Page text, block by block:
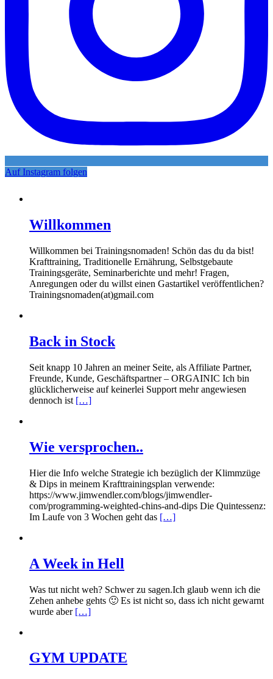
Auf Instagram folgen
Willkommen
Willkommen bei Trainingsnomaden! Schön das du da bist!
Krafttraining, Traditionelle Ernährung, Selbstgebaute
Trainingsgeräte, Seminarberichte und mehr! Fragen,
Anregungen oder du willst einen Gastartikel veröffentlichen?
Trainingsnomaden(at)gmail.com
Back in Stock
Seit knapp 10 Jahren an meiner Seite, als Affiliate Partner,
Freunde, Kunde, Geschäftspartner – ORGAINIC Ich bin
glücklicherweise auf keinerlei Support mehr angewiesen
dennoch ist […]
Wie versprochen..
Hier die Info welche Strategie ich bezüglich der Klimmzüge
& Dips in meinem Krafttrainingsplan verwende:
https://www.jimwendler.com/blogs/jimwendler-
com/programming-weighted-chins-and-dips Die Quintessenz:
Im Laufe von 3 Wochen geht das […]
A Week in Hell
Was tut nicht weh? Schwer zu sagen.Ich glaub wenn ich die
Zehen anhebe gehts 🙂 Es ist nicht so, dass ich nicht gewarnt
wurde aber […]
GYM UPDATE